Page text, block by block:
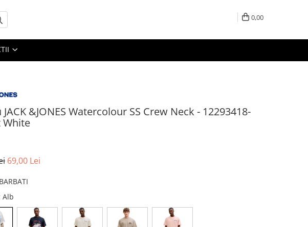
0,00
&JONES Watercolour SS Crew Neck - 12293418-
White
69,00 Lei
BARBATI
Alb